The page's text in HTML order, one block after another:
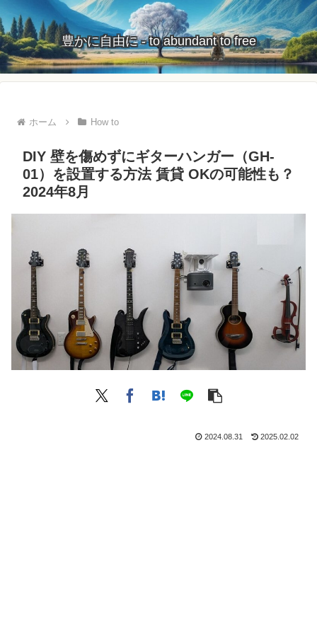
豊かに自由に - to abundant to free
ホーム How to
DIY 壁を傷めずにギターハンガー（GH-
01）を設置する方法 賃貸 OKの可能性も？
2024年8月
2024.08.31 2025.02.02